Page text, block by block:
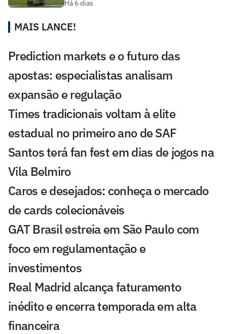
Há 6 dias
MAIS LANCE!
Prediction markets e o futuro das
apostas: especialistas analisam
expansão e regulação
Times tradicionais voltam à elite
estadual no primeiro ano de SAF
Santos terá fan fest em dias de jogos na
Vila Belmiro
Caros e desejados: conheça o mercado
de cards colecionáveis
GAT Brasil estreia em São Paulo com
foco em regulamentação e
investimentos
Real Madrid alcança faturamento
inédito e encerra temporada em alta
financeira